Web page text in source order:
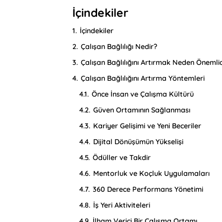
İçindekiler
1. İçindekiler
2. Çalışan Bağlılığı Nedir?
3. Çalışan Bağlılığını Artırmak Neden
4. Çalışan Bağlılığını Artırma Yöntemleri
4.1. Önce İnsan ve Çalışma Kültürü
4.2. Güven Ortamının Sağlanması
4.3. Kariyer Gelişimi ve Yeni Beceriler
4.4. Dijital Dönüşümün Yükselişi
4.5. Ödüller ve Takdir
4.6. Mentorluk ve Koçluk Uygulamaları
4.7. 360 Derece Performans Yönetimi
4.8. İş Yeri Aktiviteleri